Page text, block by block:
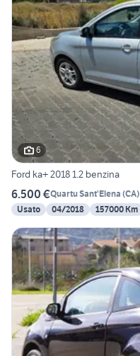
6
Ford ka+ 2018 1.2 benzina
6.500 €Quartu Sant'Elena (CA)
Usato
04/2018 157000 Km